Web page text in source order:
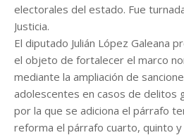
electorales del estado. Fue
Justicia.
El diputado Julián López Galeana
el objeto de fortalecer el marco
mediante la ampliación de
adolescentes en casos de delitos
por la que se adiciona el párrafo
reforma el párrafo cuarto, quinto